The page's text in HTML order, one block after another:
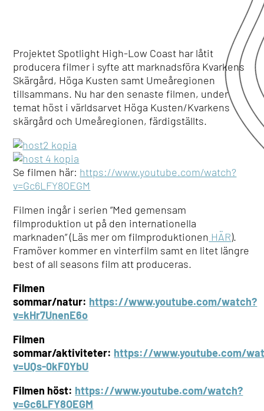
Projektet Spotlight High-Low Coast har låtit
producera filmer i syfte att marknadsföra Kvarkens
Skärgård, Höga Kusten samt Umeåregionen
tillsammans. Nu har den senaste filmen, under
temat höst i världsarvet Höga Kusten/Kvarkens
skärgård och Umeåregionen, färdigställts.
Se filmen här: https://www.youtube.com/watch?
v=Gc6LFY8OEGM
Filmen ingår i serien ”Med gemensam
filmproduktion ut på den internationella
marknaden” (Läs mer om filmproduktionen HÄR).
Framöver kommer en vinterfilm samt en litet längre
best of all seasons film att produceras.
Filmen
sommar/natur: https://www.youtube.com/watch?
v=kHr7UnenE6o
Filmen
sommar/aktiviteter: https://www.youtube.com/
v=UQs-0kF0YbU
Filmen höst: https://www.youtube.com/watch?
v=Gc6LFY8OEGM